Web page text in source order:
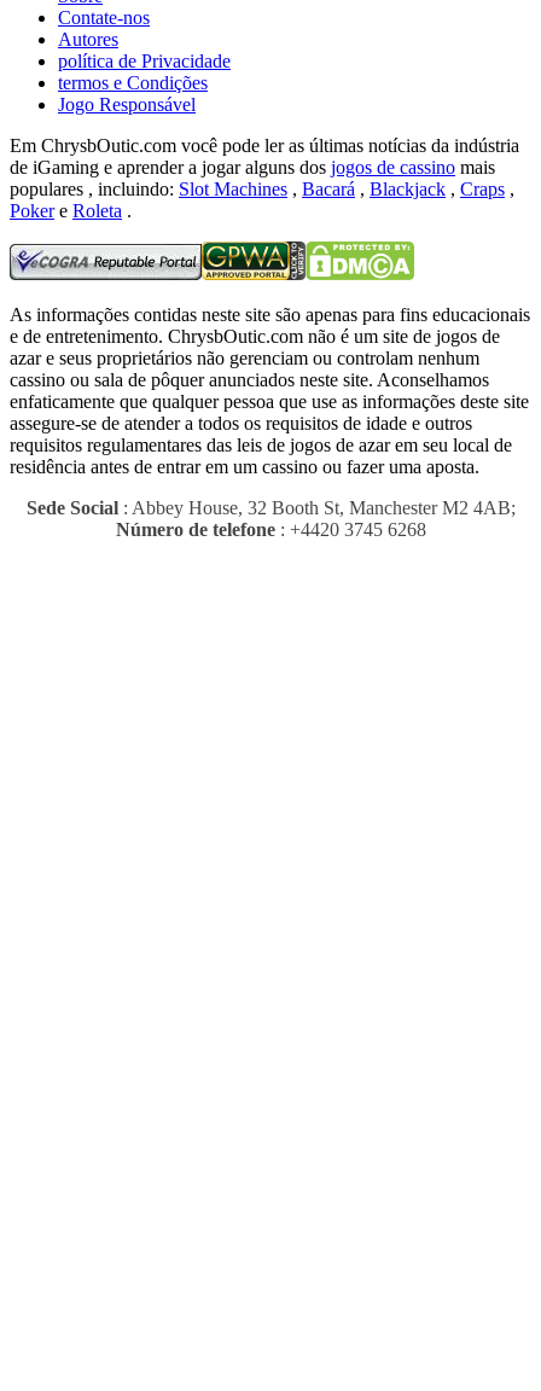
Contate-nos
Autores
política de Privacidade
termos e Condições
Jogo Responsável
Em ChrysbOutic.com você pode ler as últimas notícias da indústria
de iGaming e aprender a jogar alguns dos jogos de cassino mais
populares , incluindo: Slot Machines , Bacará , Blackjack , Craps ,
Pokere Roleta .
As informações contidas neste site são apenas para fins educacionais
e de entretenimento. ChrysbOutic.com não é um site de jogos de
azar e seus proprietários não gerenciam ou controlam nenhum
cassino ou sala de pôquer anunciados neste site. Aconselhamos
enfaticamente que qualquer pessoa que use as informações deste site
assegure-se de atender a todos os requisitos de idade e outros
requisitos regulamentares das leis de jogos de azar em seu local de
residência antes de entrar em um cassino ou fazer uma aposta.
Sede Social: Abbey House, 32 Booth St, Manchester M2 4AB;
Número de telefone: +4420 3745 6268